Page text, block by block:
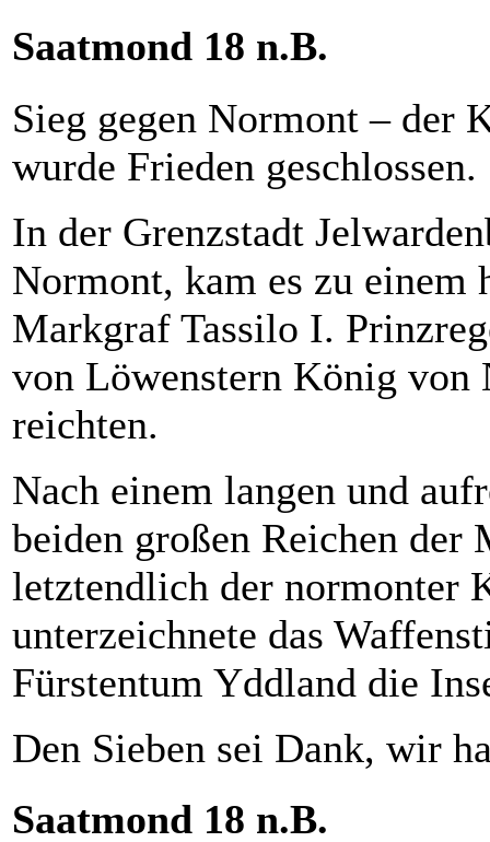
Saatmond 18 n.B.
Sieg gegen Normont – der
wurde Frieden geschlossen.
In der Grenzstadt
Normont, kam es zu einem
Markgraf Tassilo I.
von Löwenstern König von
reichten.
Nach einem langen und
beiden großen Reichen der
letztendlich der normonter
unterzeichnete das
Fürstentum Yddland die
Den Sieben sei Dank, wir
Saatmond 18 n.B.